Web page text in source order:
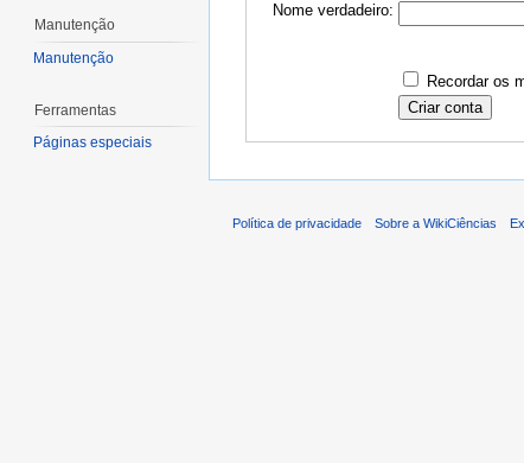
Nome verdadeiro:
Recordar os
Manutenção
Manutenção
Ferramentas
Páginas especiais
Política de privacidade Sobre a WikiCiências